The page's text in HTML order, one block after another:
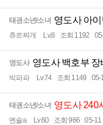
태권소년/소녀 영도사 아
츄르짜개 Lv.8 조회 1192
영도사 영도사 백호부
빅파파 Lv.74 조회 1149 05-
태권소년/소녀 영도사 240
멘솔a Lv.60 조회 966 05-11